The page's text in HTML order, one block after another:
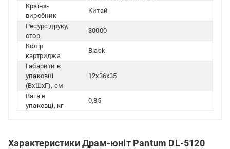
Країна-
виробник
Китай
Ресурс друку,
стор.
30000
Колір
картриджа
Black
Габарити в
упаковці
(ВхШхГ), см
12x36x35
Вага в
упаковці, кг
0,85
Характеристики Драм-юніт Pantum DL-5120